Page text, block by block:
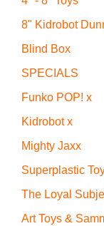
8" Kidrobot
Blind Box
SPECIALS
Funko POP! x
Kidrobot x
Mighty Jaxx
Superplastic
The Loyal
Art Toys &